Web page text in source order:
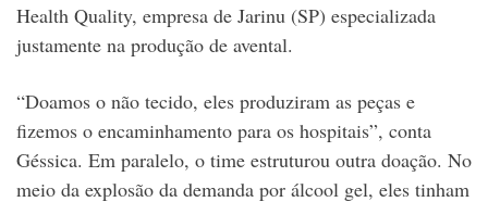
Health Quality, empresa de Jarinu (SP) especializada
justamente na produção de avental.
“Doamos o não tecido, eles produziram as peças e
fizemos o encaminhamento para os hospitais”, conta
Géssica. Em paralelo, o time estruturou outra doação. No
meio da explosão da demanda por álcool gel, eles tinham